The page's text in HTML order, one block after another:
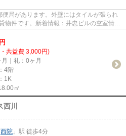
局があります。外壁にはタイルが張られ
物件です。新着情報：井忠ビルの空室情報
円
共益費 3,000円)
｜礼：0ヶ月
4階
1K
㎡
川
西院 」駅 徒歩4分